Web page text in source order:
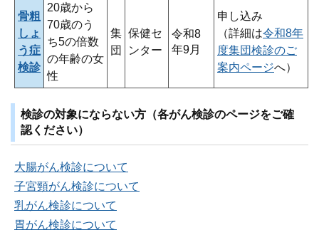
骨粗
しょ
う症
検診
20歳から
70歳のう
ち5の倍数
の年齢の女
性
集
団
保健セ
ンター
令和8
年9月
申し込み
（詳細は令和8年
度集団検診のご
案内ページへ）
検診の対象にならない方（各がん検診のページをご確
認ください）
大腸がん検診について
子宮頸がん検診について
乳がん検診について
胃がん検診について